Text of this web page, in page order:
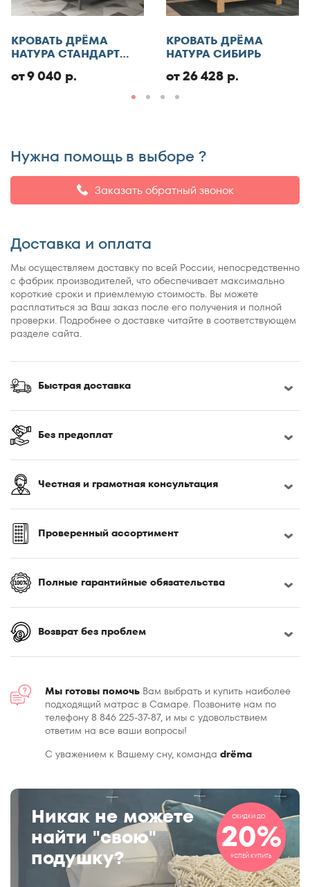
Отменить
Добавить отзыв
КРОВАТЬ ДРЁМА
НАТУРА СТАНДАРТ
от 9 040 р.
КРОВАТЬ ДРЁМА
НАТУРА СИБИРЬ
от 26 428 р.
Нужна помощь в выборе ?
Заказать обратный звонок
Доставка и оплата
Мы осуществляем доставку по всей России, непосредственно
с фабрик производителей, что обеспечивает максимально
короткие сроки и приемлемую стоимость. Вы можете
расплатиться за Ваш заказ после его получения и полной
проверки. Подробнее о доставке читайте в соответствующем
разделе сайта.
Быстрая доставка
Без предоплат
Честная и грамотная консультация
Проверенный ассортимент
Полные гарантийные обязательства
Возврат без проблем
Мы готовы помочь Вам выбрать и купить наиболее
подходящий матрас в Самаре. Позвоните нам по
телефону 8 846 225-37-87, и мы с удовольствием
ответим на все ваши вопросы!
С уважением к Вашему сну, команда drёma
Никак не можете
найти "свою"
подушку?
СКИДКИ ДО
20%
УСПЕЙ КУПИТЬ